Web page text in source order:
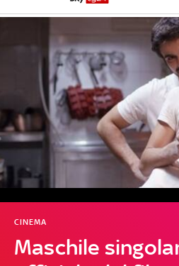
Maschile
CINEMA